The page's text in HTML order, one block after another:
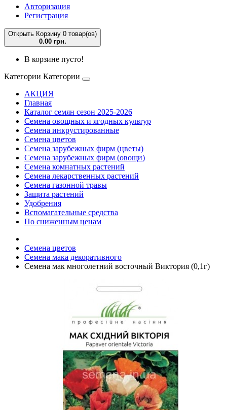
Авторизация
Регистрация
Открыть Корзину 0 товар(ов)
0.00 грн.
В корзине пусто!
Категории Категории
АКЦИЯ
Главная
Каталог семян сезон 2025-2026
Семена овощных и ягодных культур
Семена инкрустированные
Семена цветов
Семена зарубежных фирм (цветы)
Семена зарубежных фирм (овощи)
Семена комнатных растений
Семена лекарственных растений
Семена газонной травы
Защита растений
Удобрения
Вспомагательные средства
По сниженным ценам
Семена цветов
Семена мака декоративного
Семена мак многолетний восточный Виктория (0,1г)